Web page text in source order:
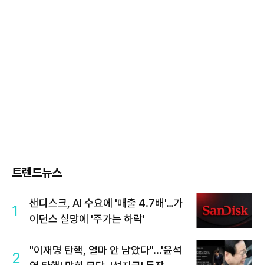
트렌드뉴스
1
샌디스크, AI 수요에 '매출 4.7배'…가
이던스 실망에 '주가는 하락'
2
"이재명 탄핵, 얼마 안 남았다"...'윤석